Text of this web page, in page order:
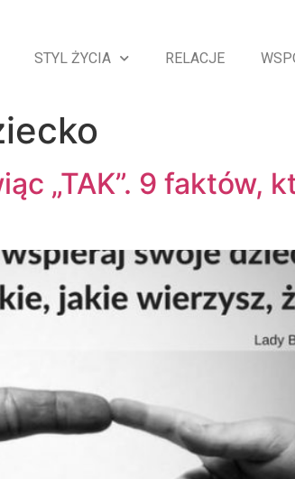
STYL ŻYCIA RELACJE
„TAK”. 9 faktów,